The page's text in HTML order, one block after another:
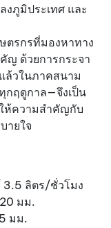
งภูมิประเทศ และ
ตรกรที่มองหาทาง
ญ ด้วยการกระจา
ล้วในภาคสนาม
กฤดูกาล—จึงเป็น
ห้ความสำคัญกับ
ายใจ
3.5 ลิตร/ชั่วโมง
มม.
มม.